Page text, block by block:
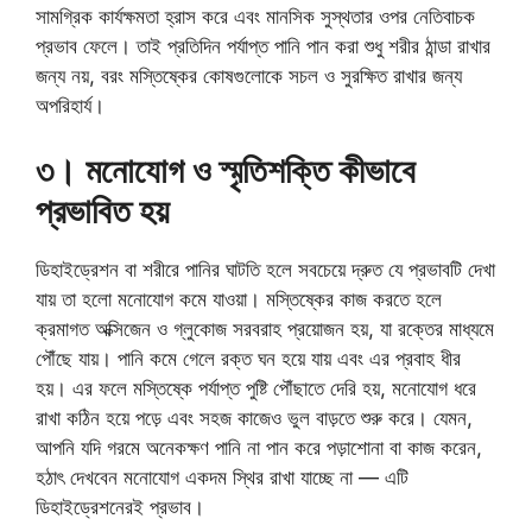
সামগ্রিক কার্যক্ষমতা হ্রাস করে এবং মানসিক সুস্থতার ওপর নেতিবাচক
প্রভাব ফেলে। তাই প্রতিদিন পর্যাপ্ত পানি পান করা শুধু শরীর ঠান্ডা রাখার
জন্য নয়, বরং মস্তিষ্কের কোষগুলোকে সচল ও সুরক্ষিত রাখার জন্য
অপরিহার্য।
৩। মনোযোগ ও স্মৃতিশক্তি কীভাবে
প্রভাবিত হয়
ডিহাইড্রেশন বা শরীরে পানির ঘাটতি হলে সবচেয়ে দ্রুত যে প্রভাবটি দেখা
যায় তা হলো মনোযোগ কমে যাওয়া। মস্তিষ্কের কাজ করতে হলে
ক্রমাগত অক্সিজেন ও গ্লুকোজ সরবরাহ প্রয়োজন হয়, যা রক্তের মাধ্যমে
পৌঁছে যায়। পানি কমে গেলে রক্ত ঘন হয়ে যায় এবং এর প্রবাহ ধীর
হয়। এর ফলে মস্তিষ্কে পর্যাপ্ত পুষ্টি পৌঁছাতে দেরি হয়, মনোযোগ ধরে
রাখা কঠিন হয়ে পড়ে এবং সহজ কাজেও ভুল বাড়তে শুরু করে। যেমন,
আপনি যদি গরমে অনেকক্ষণ পানি না পান করে পড়াশোনা বা কাজ করেন,
হঠাৎ দেখবেন মনোযোগ একদম স্থির রাখা যাচ্ছে না — এটি
ডিহাইড্রেশনেরই প্রভাব।